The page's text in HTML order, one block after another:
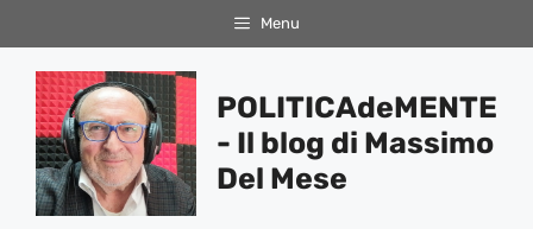
al
contenuto
Menu
POLITICAdeMENTE
- Il blog di Massimo
Del Mese